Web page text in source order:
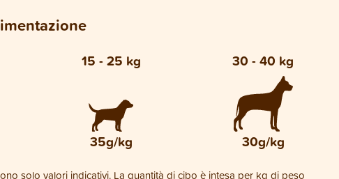
15 - 25 kg 30 - 40 kg
35g/kg 30g/kg
solo valori indicativi. La quantità di cibo è intesa per kg di peso